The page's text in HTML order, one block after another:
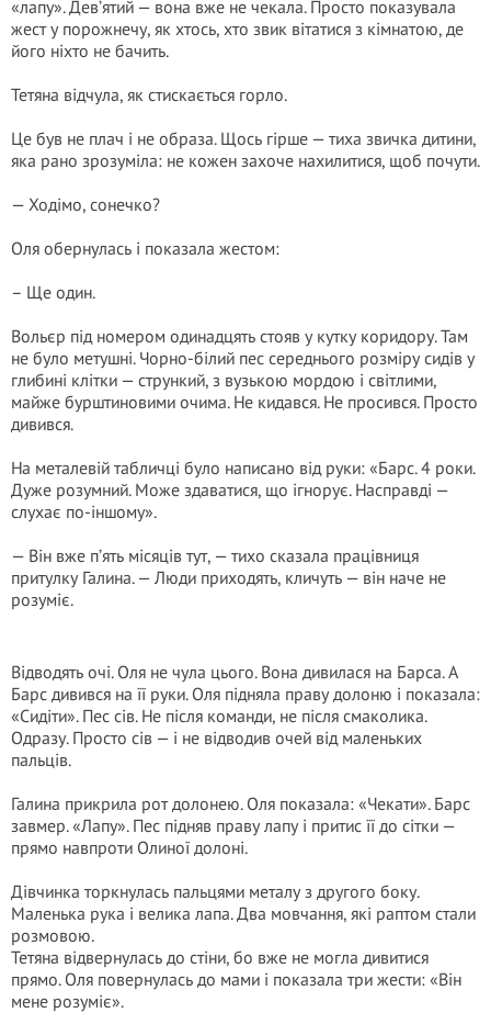
«лапу». Дев’ятий — вона вже не чекала. Просто показувала
жест у порожнечу, як хтось, хто звик вітатися з кімнатою, де
його ніхто не бачить.
Тетяна відчула, як стискається горло.
Це був не плач і не образа. Щось гірше — тиха звичка дитини,
яка рано зрозуміла: не кожен захоче нахилитися, щоб почути.
— Ходімо, сонечко?
Оля обернулась і показала жестом:
– Ще один.
Вольєр під номером одинадцять стояв у кутку коридору. Там
не було метушні. Чорно-білий пес середнього розміру сидів у
глибині клітки — стрункий, з вузькою мордою і світлими,
майже бурштиновими очима. Не кидався. Не просився. Просто
дивився.
На металевій табличці було написано від руки: «Барс. 4 роки.
Дуже розумний. Може здаватися, що ігнорує. Насправді —
слухає по-іншому».
— Він вже п’ять місяців тут, — тихо сказала працівниця
притулку Галина. — Люди приходять, кличуть — він наче не
розуміє.
Відводять очі. Оля не чула цього. Вона дивилася на Барса. А
Барс дивився на її руки. Оля підняла праву долоню і показала:
«Сидіти». Пес сів. Не після команди, не після смаколика.
Одразу. Просто сів — і не відводив очей від маленьких
пальців.
Галина прикрила рот долонею. Оля показала: «Чекати». Барс
завмер. «Лапу». Пес підняв праву лапу і притис її до сітки —
прямо навпроти Олиної долоні.
Дівчинка торкнулась пальцями металу з другого боку.
Маленька рука і велика лапа. Два мовчання, які раптом стали
розмовою.
Тетяна відвернулась до стіни, бо вже не могла дивитися
прямо. Оля повернулась до мами і показала три жести: «Він
мене розуміє».